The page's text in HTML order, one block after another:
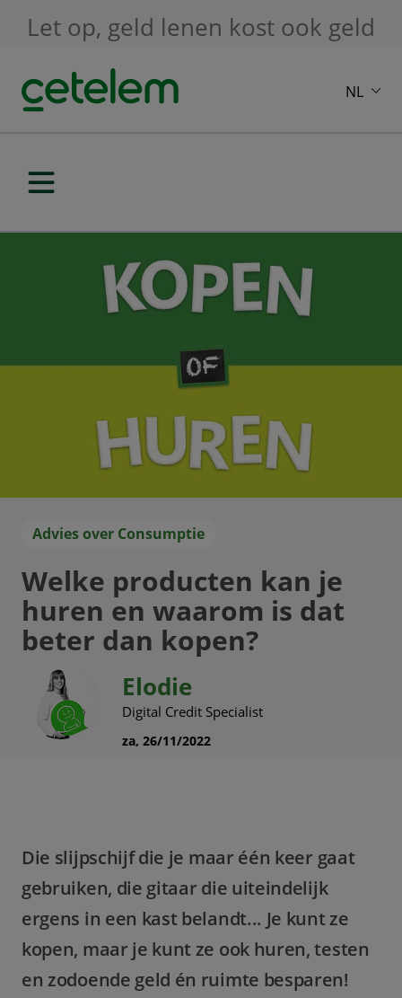
Let op, geld lenen kost ook geld
NL
Advies over Consumptie
Welke producten kan je
huren en waarom is dat
beter dan kopen?
Elodie
Digital Credit Specialist
za, 26/11/2022
Die slijpschijf die je maar één keer gaat
gebruiken, die gitaar die uiteindelijk
ergens in een kast belandt... Je kunt ze
kopen, maar je kunt ze ook huren, testen
en zodoende geld én ruimte besparen!